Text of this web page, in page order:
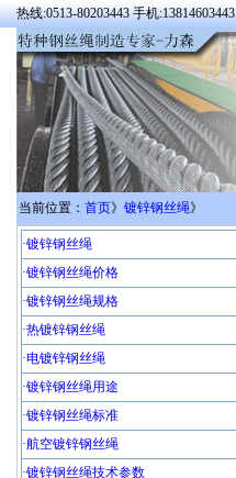
热线:0513-80203443 手机:13814603443
当前位置： 首页》 镀锌钢丝绳》
·镀锌钢丝绳
·镀锌钢丝绳价格
·镀锌钢丝绳规格
·热镀锌钢丝绳
·电镀锌钢丝绳
·镀锌钢丝绳用途
·镀锌钢丝绳标准
·航空镀锌钢丝绳
·镀锌钢丝绳技术参数